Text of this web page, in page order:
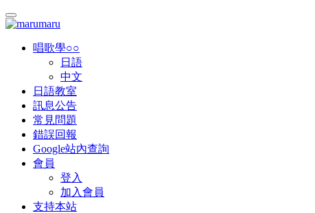
唱歌學○○
日語
中文
日語教室
訊息公告
常見問題
錯誤回報
Google站內查詢
會員
登入
加入會員
支持本站